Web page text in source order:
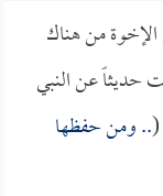
من هناك
حديثاً عن النبي
(.. ومن حفظها